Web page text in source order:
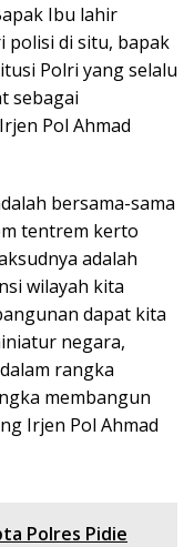
Ibu lahir
polisi di situ, bapak
Polri yang selalu
sebagai
Pol Ahmad
bersama-sama
tentrem kerto
adalah
wilayah kita
dapat kita
negara,
rangka
membangun
Irjen Pol Ahmad
Polres Pidie